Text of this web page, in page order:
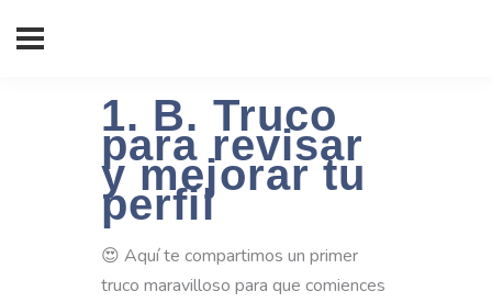
1. B. Truco
para revisar
y mejorar tu
perfil
😍 Aquí te compartimos un primer
truco maravilloso para que comiences